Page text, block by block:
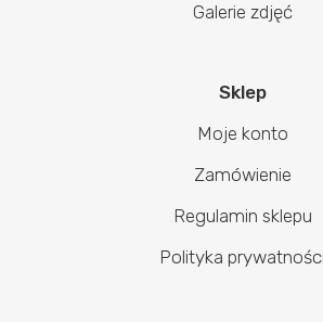
Galerie zdjęć
Sklep
Moje konto
Zamówienie
Regulamin sklepu
Polityka prywatności